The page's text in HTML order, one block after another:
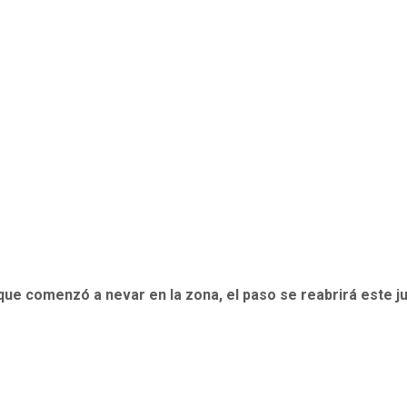
comenzó a nevar en la zona, el paso se reabrirá este